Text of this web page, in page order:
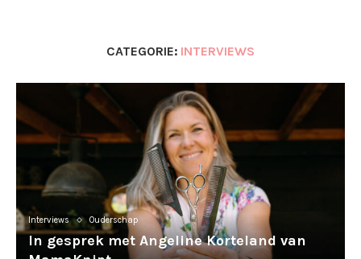
CATEGORIE: INTERVIEWS
Interviews Ouderschap
In gesprek met Angeline Korteland van